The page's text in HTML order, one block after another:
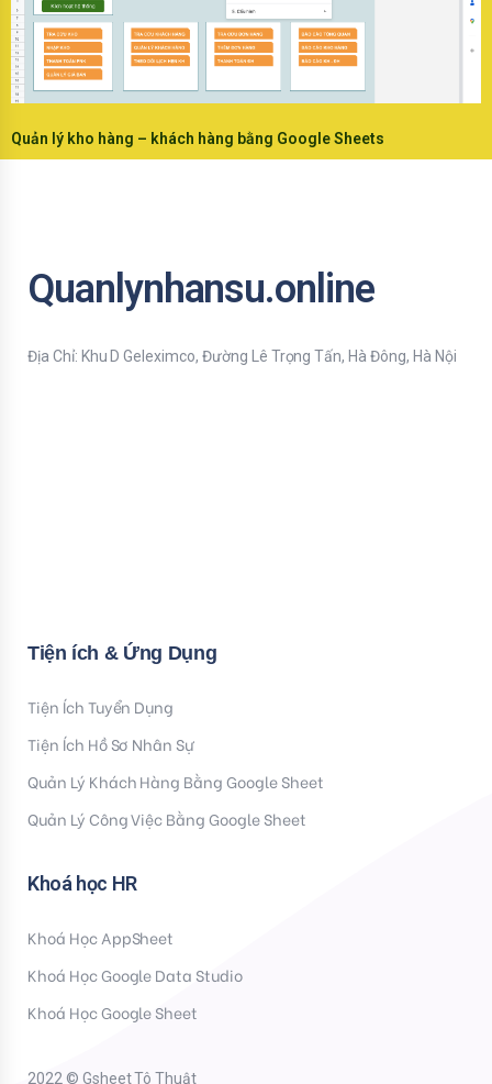
Quản lý kho hàng – khách hàng bằng Google Sheets
Quanlynhansu.online
Địa Chỉ: Khu D Geleximco, Đường Lê Trọng Tấn, Hà Đông, Hà Nội
Tiện ích & Ứng Dụng
Tiện Ích Tuyển Dụng
Tiện Ích Hồ Sơ Nhân Sự
Quản Lý Khách Hàng Bằng Google Sheet
Quản Lý Công Việc Bằng Google Sheet
Khoá học HR
Khoá Học AppSheet
Khoá Học Google Data Studio
Khoá Học Google Sheet
2022 © Gsheet Tô Thuật